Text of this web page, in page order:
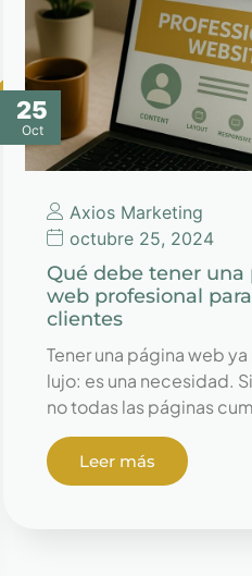
25
Oct
Axios Marketing
octubre 25, 2024
Qué debe tener una
web profesional
clientes
Tener una página web ya
lujo: es una necesidad.
no todas las páginas
Leer más